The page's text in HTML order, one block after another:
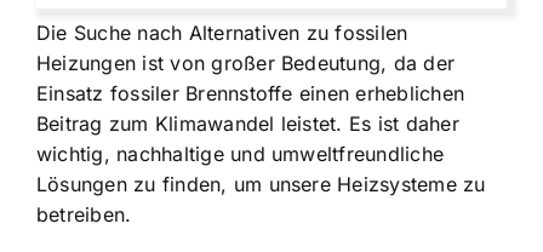
Die Suche nach Alternativen zu fossilen
Heizungen ist von großer Bedeutung, da der
Einsatz fossiler Brennstoffe einen erheblichen
Beitrag zum Klimawandel leistet. Es ist daher
wichtig, nachhaltige und umweltfreundliche
Lösungen zu finden, um unsere Heizsysteme zu
betreiben.